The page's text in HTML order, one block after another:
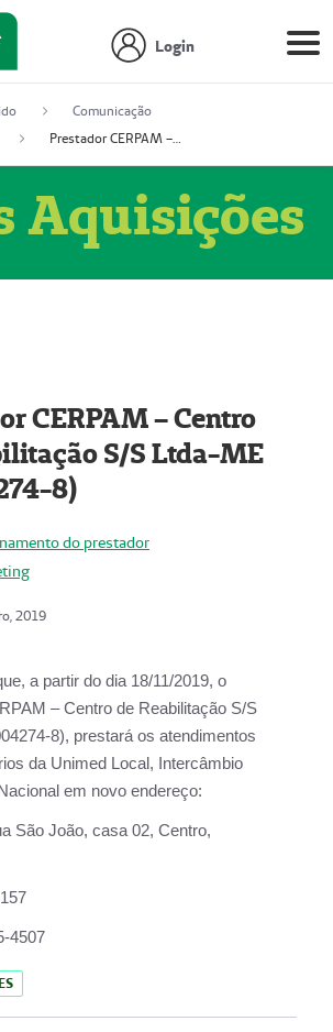
Login
Comunicação
Prestador CERPAM – Centro de Reabilitação S/S Ltda-ME (52004274-8)
Aquisições
CERPAM – Centro
S/S Ltda-ME
8)
do prestador
2019
a partir do dia 18/11/2019, o
– Centro de Reabilitação S/S
8), prestará os atendimentos
da Unimed Local, Intercâmbio
em novo endereço:
São João, casa 02, Centro,
4507